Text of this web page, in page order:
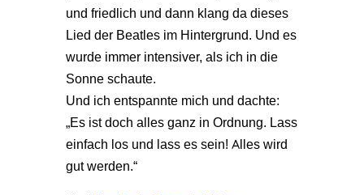
und friedlich und dann klang da dieses
Lied der Beatles im Hintergrund. Und es
wurde immer intensiver, als ich in die
Sonne schaute.
Und ich entspannte mich und dachte:
„Es ist doch alles ganz in Ordnung. Lass
einfach los und lass es sein! Alles wird
gut werden.“